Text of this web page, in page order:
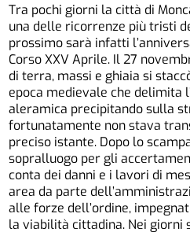
Tra pochi giorni la città di
una delle ricorrenze più tristi
prossimo sarà infatti
Corso XXV Aprile. Il 27
di terra, massi e ghiaia si
epoca medievale che delimita
aleramica precipitando sulla
fortunatamente non stava
preciso istante. Dopo lo
sopralluogo per gli
conta dei danni e i lavori di
area da parte
alle forze dell’ordine,
la viabilità cittadina. Nei giorni